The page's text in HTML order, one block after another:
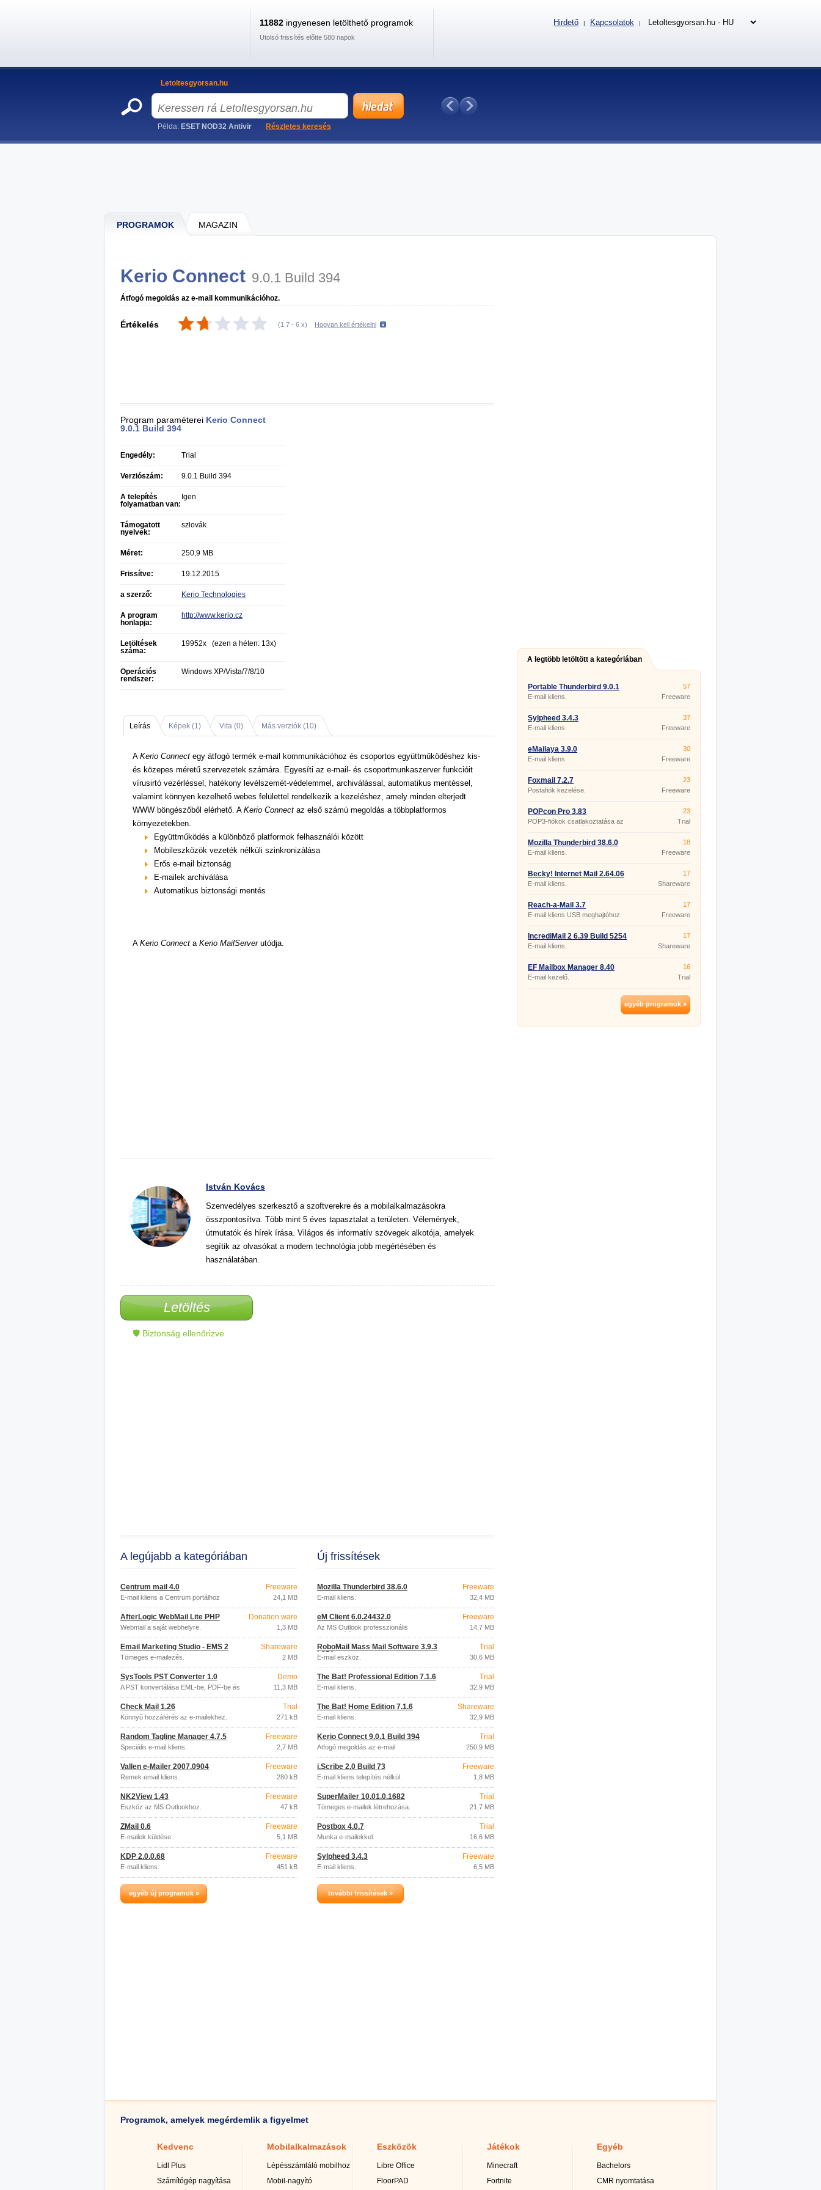
PROGRAMOK MAGAZIN
Kerio Connect 9.0.1 Build 394
Átfogó megoldás az e-mail kommunikációhoz.
Értékelés (1.7 - 6 x) Hogyan kell értékelni
Program paraméterei Kerio Connect
9.0.1 Build 394
Engedély: Trial
Verziószám: 9.0.1 Build 394
A telepítés
folyamatban van:
Igen
Támogatott
nyelvek:
szlovák
Méret: 250,9 MB
Frissítve: 19.12.2015
a szerző: Kerio Technologies
A program
honlapja:
http://www.kerio.cz
Letöltések
száma:
19952x (ezen a héten: 13x)
Operációs
rendszer:
Windows XP/Vista/7/8/10
Leírás Képek (1) Vita (0) Más verziók (10)
A Kerio Connect egy átfogó termék e-mail kommunikációhoz és csoportos együttműködéshez kis-
és közepes méretű szervezetek számára. Egyesíti az e-mail- és csoportmunkaszerver funkcióit
vírusirtó vezérléssel, hatékony levélszemét-védelemmel, archiválással, automatikus mentéssel,
valamint könnyen kezelhető webes felülettel rendelkezik a kezeléshez, amely minden elterjedt
WWW böngészőből elérhető. A Kerio Connect az első számú megoldás a többplatformos
környezetekben.
Együttműködés a különböző platformok felhasználói között
Mobileszközök vezeték nélküli szinkronizálása
Erős e-mail biztonság
E-mailek archiválása
Automatikus biztonsági mentés
A Kerio Connect a Kerio MailServerutódja.
István Kovács
Szenvedélyes szerkesztő a szoftverekre és a mobilalkalmazásokra
összpontosítva. Több mint 5 éves tapasztalat a területen. Vélemények,
útmutatók és hírek írása. Világos és informatív szövegek alkotója, amelyek
segítik az olvasókat a modern technológia jobb megértésében és
használatában.
Letöltés
🛡 Biztonság ellenőrizve
A legújabb a kategóriában
Centrum mail 4.0
E-mail kliens a Centrum portálhoz
Freeware
24,1 MB
AfterLogic WebMail Lite PHP
Webmail a saját webhelyre.
Donation ware
1,3 MB
Email Marketing Studio - EMS 2
Tömeges e-mailezés.
Shareware
2 MB
SysTools PST Converter 1.0
A PST konvertálása EML-be, PDF-be és
Demo
11,3 MB
Check Mail 1.26
Könnyű hozzáférés az e-mailekhez.
Trial
271 kB
Random Tagline Manager 4.7.5
Speciális e-mail kliens.
Freeware
2,7 MB
Vallen e-Mailer 2007.0904
Remek email kliens.
Freeware
280 kB
NK2View 1.43
Eszköz az MS Outlookhoz.
Freeware
47 kB
ZMail 0.6
E-mailek küldése.
Freeware
5,1 MB
KDP 2.0.0.68
E-mail kliens.
Freeware
451 kB
egyéb új programok »
Új frissítések
Mozilla Thunderbird 38.6.0
E-mail kliens.
Freeware
32,4 MB
eM Client 6.0.24432.0
Az MS Outlook professzionális
helyettesítője.
Freeware
14,7 MB
RoboMail Mass Mail Software 3.9.3
b351
E-mail eszköz.
Trial
30,6 MB
The Bat! Professional Edition 7.1.6
E-mail kliens.
Trial
32,9 MB
The Bat! Home Edition 7.1.6
E-mail kliens.
Shareware
32,9 MB
Kerio Connect 9.0.1 Build 394
Átfogó megoldás az e-mail
kommunikációhoz.
Trial
250,9 MB
i.Scribe 2.0 Build 73
E-mail kliens telepítés nélkül.
Freeware
1,8 MB
SuperMailer 10.01.0.1682
Tömeges e-mailek létrehozása.
Trial
21,7 MB
Postbox 4.0.7
Munka e-mailekkel.
Trial
16,6 MB
Sylpheed 3.4.3
E-mail kliens.
Freeware
6,5 MB
további frissítések »
A legtöbb letöltött a kategóriában
Portable Thunderbird 9.0.1
E-mail kliens.
57
Freeware
Sylpheed 3.4.3
E-mail kliens.
37
Freeware
eMailaya 3.9.0
E-mail kliens
30
Freeware
Foxmail 7.2.7
Postafiók kezelése.
23
Freeware
POPcon Pro 3.83
POP3-fiókok csatlakoztatása az
Exchange-kiszolgálóhoz.
23
Trial
Mozilla Thunderbird 38.6.0
E-mail kliens.
18
Freeware
Becky! Internet Mail 2.64.06
E-mail kliens.
17
Shareware
Reach-a-Mail 3.7
E-mail kliens USB meghajtóhoz.
17
Freeware
IncrediMail 2 6.39 Build 5254
E-mail kliens.
17
Shareware
EF Mailbox Manager 8.40
E-mail kezelő.
16
Trial
egyéb programok »
Programok, amelyek megérdemlik a figyelmet
Kedvenc
Lidl Plus
Számítógép nagyítása
Mobilalkalmazások
Lépésszámláló mobilhoz
Mobil-nagyító
Eszközök
Libre Office
FloorPAD
Játékok
Minecraft
Fortnite
Egyéb
Bachelors
CMR nyomtatása
11882 ingyenesen letölthető programok
Utolsó frissítés előtte 580 napok
Hirdető | Kapcsolatok |
Letoltesgyorsan.hu
Példa: ESET NOD32 Antivir Részletes keresés